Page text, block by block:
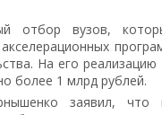
отбор вузов,
На его реализацию
более 1 млрд рублей.
заявил, что